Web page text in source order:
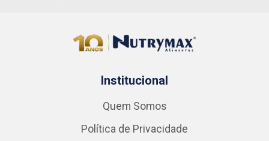
Institucional
Quem Somos
Política de Privacidade